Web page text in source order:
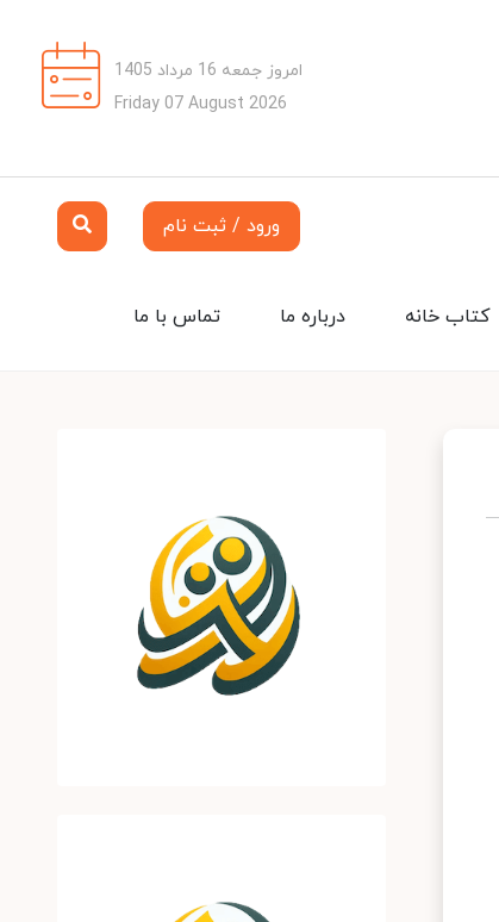
امروز جمعه 16 مرداد 1405
Friday 07 August 2026
ورود / ثبت نام
تماس با ما درباره ما کتاب خانه